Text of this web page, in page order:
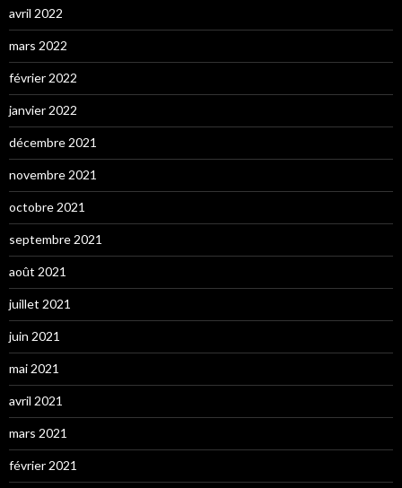
avril 2022
mars 2022
février 2022
janvier 2022
décembre 2021
novembre 2021
octobre 2021
septembre 2021
août 2021
juillet 2021
juin 2021
mai 2021
avril 2021
mars 2021
février 2021